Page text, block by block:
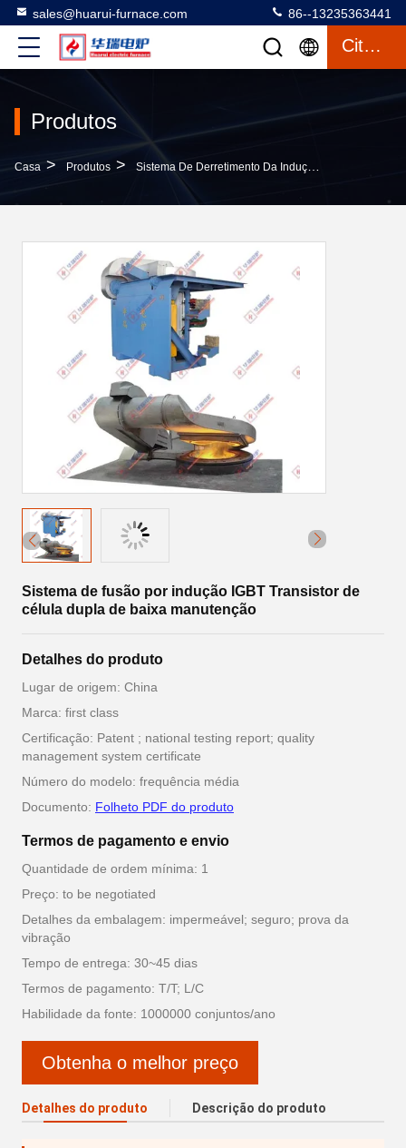
sales@huarui-furnace.com 86--13235363441
Citações
Produtos
Casa > Produtos > Sistema De Derretimento Da Indução
Sistema de fusão por indução IGBT Transistor de
célula dupla de baixa manutenção
Detalhes do produto
Lugar de origem: China
Marca: first class
Certificação: Patent ; national testing report; quality
management system certificate
Número do modelo: frequência média
Documento: Folheto PDF do produto
Termos de pagamento e envio
Quantidade de ordem mínima: 1
Preço: to be negotiated
Detalhes da embalagem: impermeável; seguro; prova da
vibração
Tempo de entrega: 30~45 dias
Termos de pagamento: T/T; L/C
Habilidade da fonte: 1000000 conjuntos/ano
Obtenha o melhor preço
Detalhes do produto Descrição do produto